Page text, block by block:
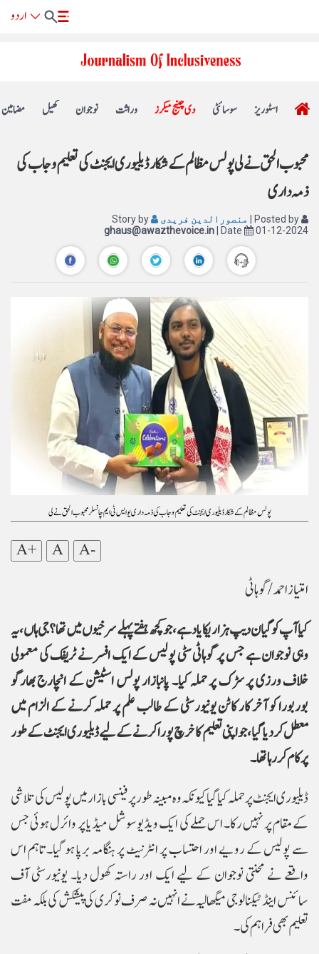
مضامین کھیل نوجوان وراثت دی چینج میکرز سوسائٹی اسٹوریز
محبوب الحق نے لی پولس مظالم کے شکار ڈیلیوری ایجنٹ کی تعلیم و جاب کی
ذمہ داری
Story by منصورالدین فریدی
| Posted by
ghaus@awazthevoice.in | Date 01-12-2024
پولس مظالم کے شکار ڈیلیوری ایجنٹ کی تعلیم و جاب کی ذمہ داری یوایس ٹی ایم چانسلر محبوب الحق نے لی
A+ A A-
امتیاز احمد/ گوہاٹی
کیا آپ کو گیان دیپ ہزاریکا یاد ہے، جو کچھ ہفتے پہلے سرخیوں میں تھا؟ جی ہاں، یہ
وہی نوجوان ہے جس پر گوہاٹی سٹی پولیس کے ایک افسر نے ٹریفک کی معمولی
خلاف ورزی پر سڑک پر حملہ کیا۔ پانبازار پولس اسٹیشن کے انچارج بھارگو
بوربورا کو آخر کار کاٹن یونیورسٹی کے طالب علم پر حملہ کرنے کے الزام میں
معطل کر دیا گیا، جو اپنی تعلیم کا خرچ پورا کرنے کے لیے ڈیلیوری ایجنٹ کے طور
پر کام کر رہا تھا۔
ڈیلیوری ایجنٹ پر حملہ کیا گیا کیونکہ وہ مبینہ طور پر فینسی بازار میں پولیس کی تلاشی
کے مقام پر نہیں رکا۔ اس حملے کی ایک ویڈیو سوشل میڈیا پر وائرل ہوئی جس
سے پولیس کے رویے اور احتساب پر انٹرنیٹ پر ہنگامہ برپا ہو گیا۔ تاہم اس
واقعے نے محنتی نوجوان کے لیے ایک اور راستہ کھول دیا۔ یونیورسٹی آف
سائنس اینڈ ٹیکنالوجی میگھالیہ نے انہیں نہ صرف نوکری کی پیشکش کی بلکہ مفت
تعلیم بھی فراہم کی۔